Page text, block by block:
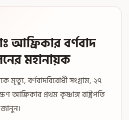
আফ্রিকার বর্ণবাদ
মহানায়ক
মৃত্যু, বর্ণবাদবিরোধী সংগ্রাম, ২৭
আফ্রিকার প্রথম কৃষ্ণাঙ্গ রাষ্ট্রপতি